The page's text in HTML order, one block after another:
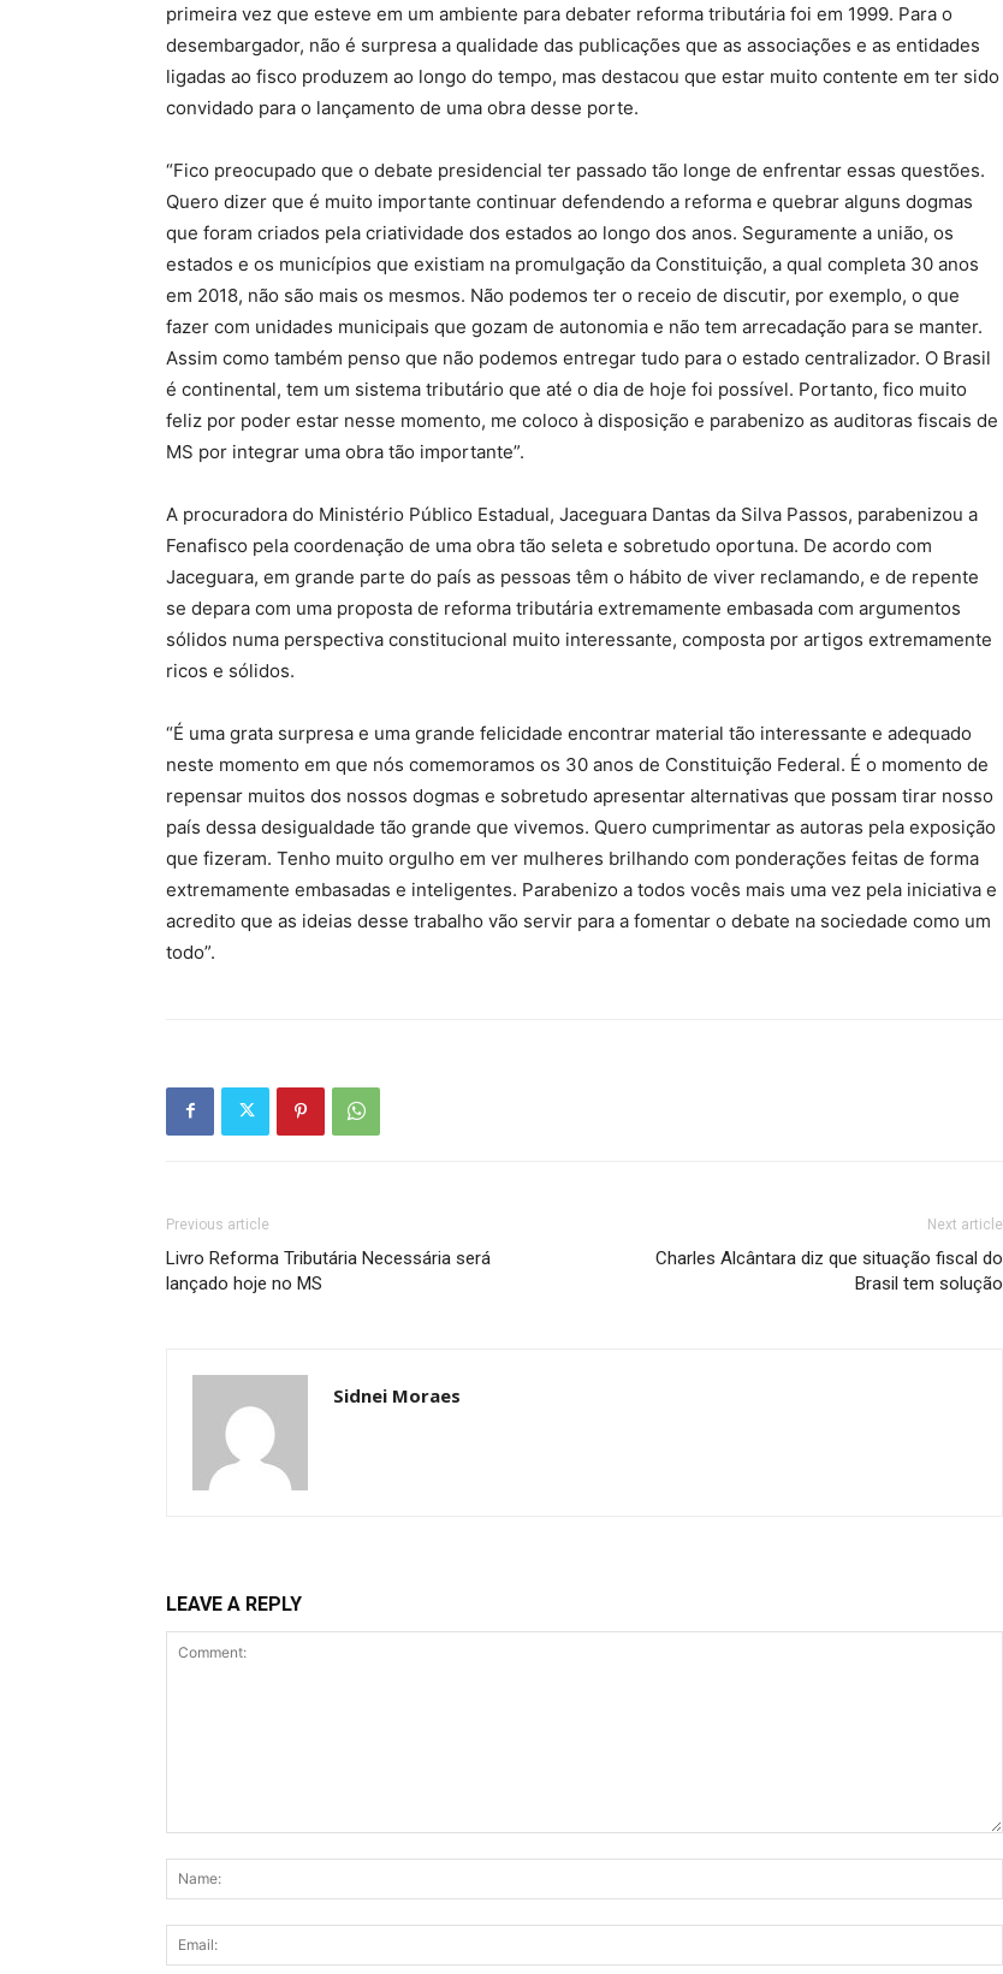
primeira vez que esteve em um ambiente para debater reforma tributária foi em 1999. Para o
desembargador, não é surpresa a qualidade das publicações que as associações e as entidades
ligadas ao fisco produzem ao longo do tempo, mas destacou que estar muito contente em ter sido
convidado para o lançamento de uma obra desse porte.
“Fico preocupado que o debate presidencial ter passado tão longe de enfrentar essas questões.
Quero dizer que é muito importante continuar defendendo a reforma e quebrar alguns dogmas
que foram criados pela criatividade dos estados ao longo dos anos. Seguramente a união, os
estados e os municípios que existiam na promulgação da Constituição, a qual completa 30 anos
em 2018, não são mais os mesmos. Não podemos ter o receio de discutir, por exemplo, o que
fazer com unidades municipais que gozam de autonomia e não tem arrecadação para se manter.
Assim como também penso que não podemos entregar tudo para o estado centralizador. O Brasil
é continental, tem um sistema tributário que até o dia de hoje foi possível. Portanto, fico muito
feliz por poder estar nesse momento, me coloco à disposição e parabenizo as auditoras fiscais de
MS por integrar uma obra tão importante”.
A procuradora do Ministério Público Estadual, Jaceguara Dantas da Silva Passos, parabenizou a
Fenafisco pela coordenação de uma obra tão seleta e sobretudo oportuna. De acordo com
Jaceguara, em grande parte do país as pessoas têm o hábito de viver reclamando, e de repente
se depara com uma proposta de reforma tributária extremamente embasada com argumentos
sólidos numa perspectiva constitucional muito interessante, composta por artigos extremamente
ricos e sólidos.
“É uma grata surpresa e uma grande felicidade encontrar material tão interessante e adequado
neste momento em que nós comemoramos os 30 anos de Constituição Federal. É o momento de
repensar muitos dos nossos dogmas e sobretudo apresentar alternativas que possam tirar nosso
país dessa desigualdade tão grande que vivemos. Quero cumprimentar as autoras pela exposição
que fizeram. Tenho muito orgulho em ver mulheres brilhando com ponderações feitas de forma
extremamente embasadas e inteligentes. Parabenizo a todos vocês mais uma vez pela iniciativa e
acredito que as ideias desse trabalho vão servir para a fomentar o debate na sociedade como um
todo”.
Previous article
Livro Reforma Tributária Necessária será
lançado hoje no MS
Next article
Charles Alcântara diz que situação fiscal do
Brasil tem solução
Sidnei Moraes
LEAVE A REPLY